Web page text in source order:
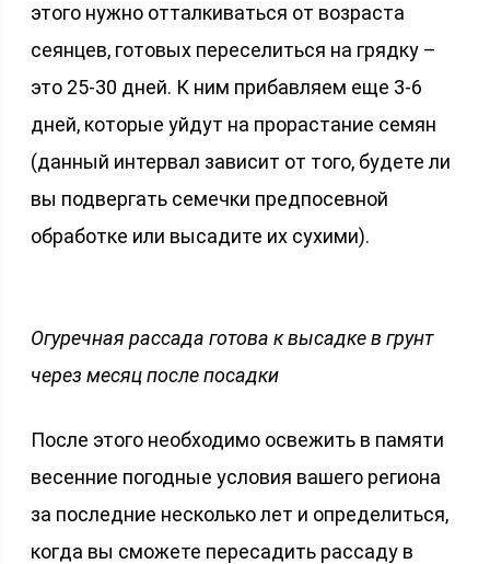
этого нужно отталкиваться от возраста
сеянцев, готовых переселиться на грядку –
это 25-30 дней. К ним прибавляем еще 3-6
дней, которые уйдут на прорастание семян
(данный интервал зависит от того, будете ли
вы подвергать семечки предпосевной
обработке или высадите их сухими).
Огуречная рассада готова к высадке в грунт
через месяц после посадки
После этого необходимо освежить в памяти
весенние погодные условия вашего региона
за последние несколько лет и определиться,
когда вы сможете пересадить рассаду в